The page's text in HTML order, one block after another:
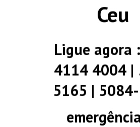
Ceu
Ligue agora
4114 4004 |
5165 |